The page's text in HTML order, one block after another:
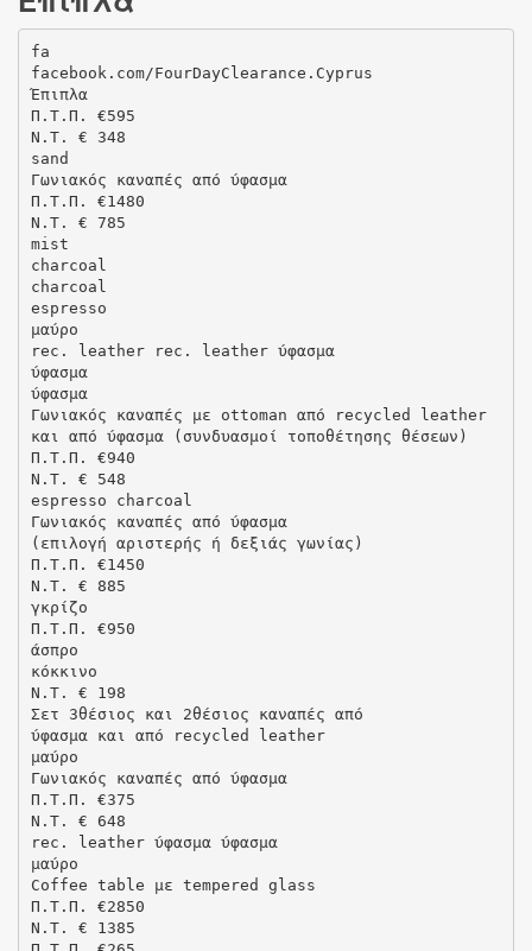
fa
facebook.com/FourDayClearance.Cyprus
Έπιπλα
Π.Τ.Π. €595
N.T. € 348
sand
Γωνιακός καναπές από ύφασμα
Π.Τ.Π. €1480
N.T. € 785
mist
charcoal
charcoal
espresso
μαύρο
rec. leather rec. leather ύφασμα
ύφασμα
ύφασμα
Γωνιακός καναπές με ottoman από recycled leather
και από ύφασμα (συνδυασμοί τοποθέτησης θέσεων)
Π.Τ.Π. €940
N.T. € 548
espresso charcoal
Γωνιακός καναπές από ύφασμα
(επιλογή αριστερής ή δεξιάς γωνίας)
Π.Τ.Π. €1450
N.T. € 885
γκρίζο
Π.Τ.Π. €950
άσπρο
κόκκινο
N.T. € 198
Σετ 3θέσιος και 2θέσιος καναπές από
ύφασμα και από recycled leather
μαύρο
Γωνιακός καναπές από ύφασμα
Π.Τ.Π. €375
N.T. € 648
rec. leather ύφασμα ύφασμα
μαύρο
Coffee table με tempered glass
Π.Τ.Π. €2850
N.T. € 1385